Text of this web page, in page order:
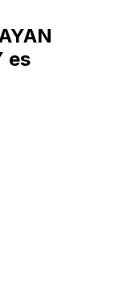
es